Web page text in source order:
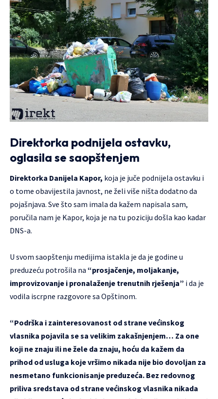
Direktorka podnijela ostavku,
oglasila se saopštenjem
Direktorka Danijela Kapor, koja je juče podnijela ostavku i
o tome obavijestila javnost, ne želi više ništa dodatno da
pojašnjava. Sve što sam imala da kažem napisala sam,
poručila nam je Kapor, koja je na tu poziciju došla kao kadar
DNS-a.
U svom saopštenju medijima istakla je da je godine u
preduzeću potrošila na “prosjačenje, moljakanje,
improvizovanje i pronalaženje trenutnih rješenja” i da je
vodila iscrpne razgovore sa Opštinom.
“Podrška i zainteresovanost od strane većinskog
vlasnika pojavila se sa velikim zakašnjenjem… Za one
koji ne znaju ili ne žele da znaju, hoću da kažem da
prihod od usluga koje vršimo nikada nije bio dovoljan za
nesmetano funkcionisanje preduzeća. Bez redovnog
priliva sredstava od strane većinskog vlasnika nikada